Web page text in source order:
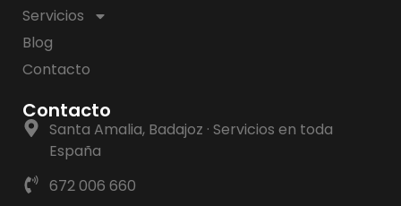
Servicios
Blog
Contacto
Contacto
Santa Amalia, Badajoz · Servicios en toda
España
672 006 660